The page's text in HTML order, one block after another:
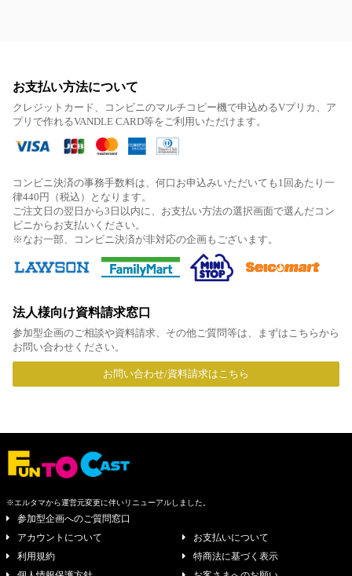
お支払い方法について
クレジットカード、コンビニのマルチコピー機で申込めるVプリカ、ア
プリで作れるVANDLE CARD等をご利用いただけます。
コンビニ決済の事務手数料は、何口お申込みいただいても1回あたり一
律440円（税込）となります。
ご注文日の翌日から3日以内に、お支払い方法の選択画面で選んだコン
ビニからお支払いください。
※なお一部、コンビニ決済が非対応の企画もございます。
法人様向け資料請求窓口
参加型企画のご相談や資料請求、その他ご質問等は、まずはこちらから
お問い合わせください。
お問い合わせ/資料請求はこちら
※エルタマから運営元変更に伴いリニューアルしました。
参加型企画へのご質問窓口
アカウントについて
お支払いについて
利用規約
特商法に基づく表示